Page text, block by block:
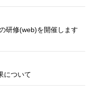
研修(web)を開催します
について